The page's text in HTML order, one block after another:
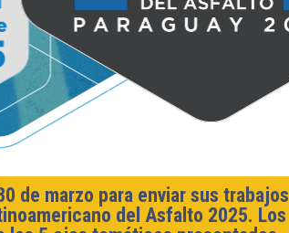
de marzo para enviar sus trabajos
del Asfalto 2025. Los